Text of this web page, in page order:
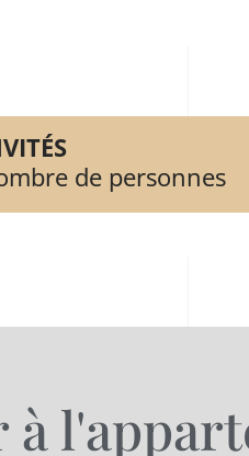
de personnes
à